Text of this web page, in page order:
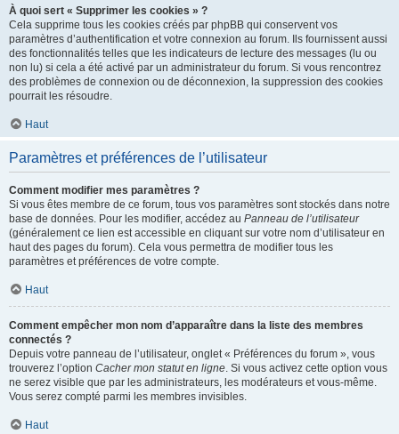
À quoi sert « Supprimer les cookies » ?
Cela supprime tous les cookies créés par phpBB qui conservent vos
paramètres d’authentification et votre connexion au forum. Ils fournissent aussi
des fonctionnalités telles que les indicateurs de lecture des messages (lu ou
non lu) si cela a été activé par un administrateur du forum. Si vous rencontrez
des problèmes de connexion ou de déconnexion, la suppression des cookies
pourrait les résoudre.
Haut
Paramètres et préférences de l’utilisateur
Comment modifier mes paramètres ?
Si vous êtes membre de ce forum, tous vos paramètres sont stockés dans notre
base de données. Pour les modifier, accédez au Panneau de l’utilisateur
(généralement ce lien est accessible en cliquant sur votre nom d’utilisateur en
haut des pages du forum). Cela vous permettra de modifier tous les
paramètres et préférences de votre compte.
Haut
Comment empêcher mon nom d’apparaître dans la liste des membres
connectés ?
Depuis votre panneau de l’utilisateur, onglet « Préférences du forum », vous
trouverez l’option Cacher mon statut en ligne. Si vous activez cette option vous
ne serez visible que par les administrateurs, les modérateurs et vous-même.
Vous serez compté parmi les membres invisibles.
Haut